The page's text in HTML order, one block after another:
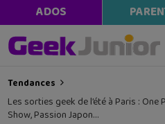
ADOS
Tendances
Les sorties geek de l’été à Paris : One
Show, Passion Japon…